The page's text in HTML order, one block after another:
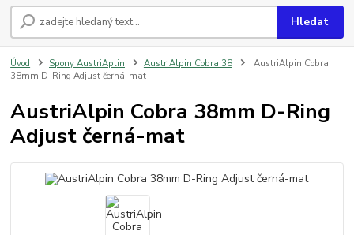
Hledat
Úvod Spony AustriAplin AustriAlpin Cobra 38
AustriAlpin Cobra
38mm D-Ring Adjust černá-mat
AustriAlpin Cobra 38mm D-Ring
Adjust černá-mat